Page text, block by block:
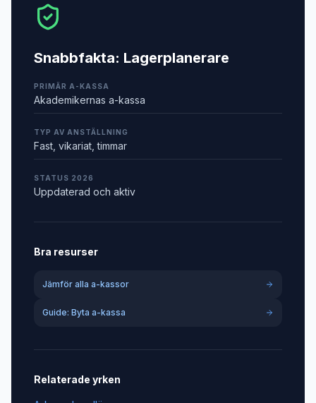
Snabbfakta: Lagerplanerare
PRIMÄR A-KASSA
Akademikernas a-kassa
TYP AV ANSTÄLLNING
Fast, vikariat, timmar
STATUS 2026
Uppdaterad och aktiv
Bra resurser
Jämför alla a-kassor
Guide: Byta a-kassa
Relaterade yrken